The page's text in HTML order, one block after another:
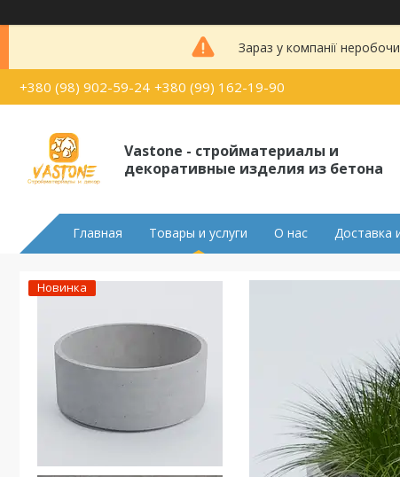
Зараз у компанії
+380 (98) 902-59-24 +380 (99) 162-19-90
Vastone - стройматериалы и
декоративные изделия из бетона
Главная Товары и услуги О нас Доставка
Новинка